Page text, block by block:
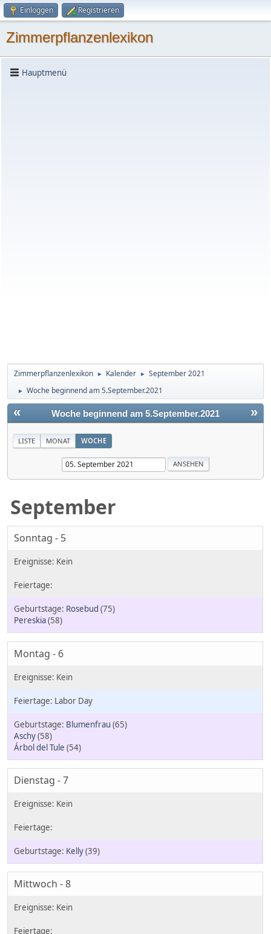
Einloggen Registrieren
Zimmerpflanzenlexikon
Hauptmenü
Zimmerpflanzenlexikon ► Kalender ► September 2021
► Woche beginnend am 5.September.2021
« »
Woche beginnend am 5.September.2021
LISTE MONAT WOCHE
September
Sonntag - 5
Rosebud (75)
Pereskia(58)
Montag - 6
Labor Day
Blumenfrau (65)
Aschy(58)
Árbol del Tule (54)
Dienstag - 7
Kelly(39)
Mittwoch - 8